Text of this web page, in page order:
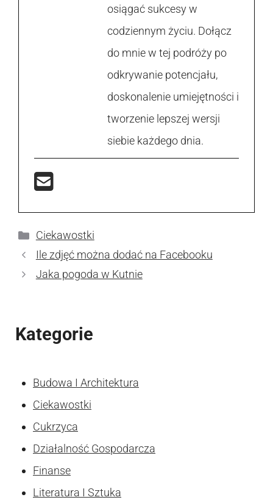
osiągać sukcesy w
codziennym życiu. Dołącz
do mnie w tej podróży po
odkrywanie potencjału,
doskonalenie umiejętności i
tworzenie lepszej wersji
siebie każdego dnia.
Kategorie
Ciekawostki
Ile zdjęć można dodać na Facebooku
Jaka pogoda w Kutnie
Kategorie
Budowa I Architektura
Ciekawostki
Cukrzyca
Działalność Gospodarcza
Finanse
Literatura I Sztuka